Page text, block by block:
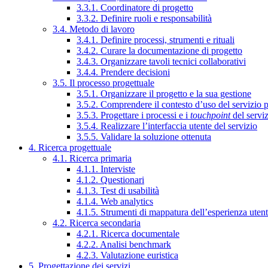
3.3.1. Coordinatore di progetto
3.3.2. Definire ruoli e responsabilità
3.4. Metodo di lavoro
3.4.1. Definire processi, strumenti e rituali
3.4.2. Curare la documentazione di progetto
3.4.3. Organizzare tavoli tecnici collaborativi
3.4.4. Prendere decisioni
3.5. Il processo progettuale
3.5.1. Organizzare il progetto e la sua gestione
3.5.2. Comprendere il contesto d’uso del servizio
3.5.3. Progettare i processi e i touchpointdel
3.5.4. Realizzare l’interfaccia utente del servizio
3.5.5. Validare la soluzione ottenuta
4. Ricerca progettuale
4.1. Ricerca primaria
4.1.1. Interviste
4.1.2. Questionari
4.1.3. Test di usabilità
4.1.4. Web analytics
4.1.5. Strumenti di mappatura dell’esperienza
4.2. Ricerca secondaria
4.2.1. Ricerca documentale
4.2.2. Analisi benchmark
4.2.3. Valutazione euristica
5. Progettazione dei servizi